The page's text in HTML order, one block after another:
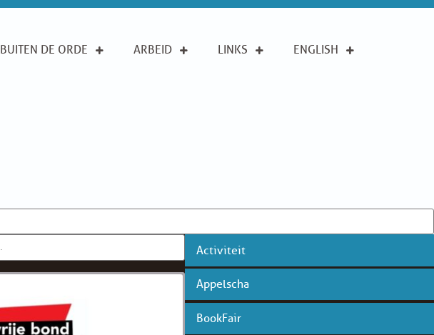
BUITEN DE ORDE ARBEID LINKS ENGLISH
Activiteit
Appelscha
BookFair